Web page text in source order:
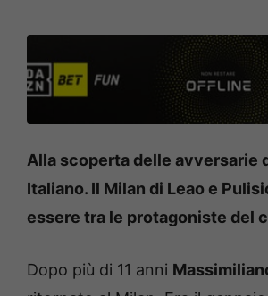
Alla scoperta delle avversarie
Italiano. Il Milan di Leao e
essere tra le protagoniste del
Dopo più di 11 anni